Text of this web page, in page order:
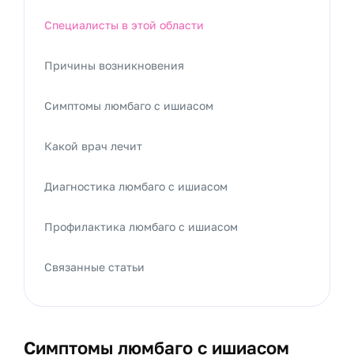
Симптомы люмбаго с ишиасом
Специалисты в этой области
Причины возникновения
Симптомы люмбаго с ишиасом
Какой врач лечит
Диагностика люмбаго с ишиасом
Профилактика люмбаго с ишиасом
Связанные статьи